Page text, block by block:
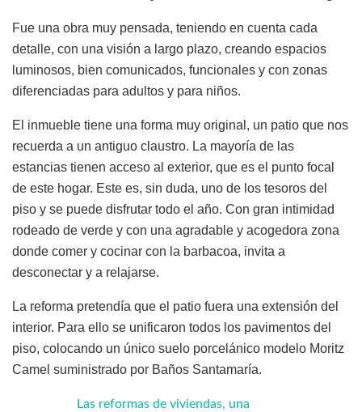
Fue una obra muy pensada, teniendo en cuenta cada
detalle, con una visión a largo plazo, creando espacios
luminosos, bien comunicados, funcionales y con zonas
diferenciadas para adultos y para niños.
El inmueble tiene una forma muy original, un patio que nos
recuerda a un antiguo claustro. La mayoría de las
estancias tienen acceso al exterior, que es el punto focal
de este hogar. Este es, sin duda, uno de los tesoros del
piso y se puede disfrutar todo el año. Con gran intimidad
rodeado de verde y con una agradable y acogedora zona
donde comer y cocinar con la barbacoa, invita a
desconectar y a relajarse.
La reforma pretendía que el patio fuera una extensión del
interior. Para ello se unificaron todos los pavimentos del
piso, colocando un único suelo porcelánico modelo Moritz
Camel suministrado por Baños Santamaría.
Las reformas de viviendas, una